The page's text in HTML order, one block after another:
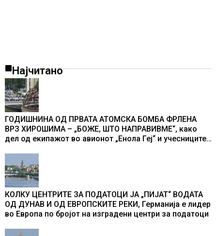
Најчитано
ГОДИШНИНА ОД ПРВАТА АТОМСКА БОМБА ФРЛЕНА
ВРЗ ХИРОШИМА – „БОЖЕ, ШТО НАПРАВИВМЕ“, како
дел од екипажот во авионот „Енола Геј“ и учесниците
промени текот на историјата
КОЛКУ ЦЕНТРИТЕ ЗА ПОДАТОЦИ ЈА „ПИЈАТ“ ВОДАТА
ОД ДУНАВ И ОД ЕВРОПСКИТЕ РЕКИ, Германија е лидер
во Европа по бројот на изградени центри за податоци